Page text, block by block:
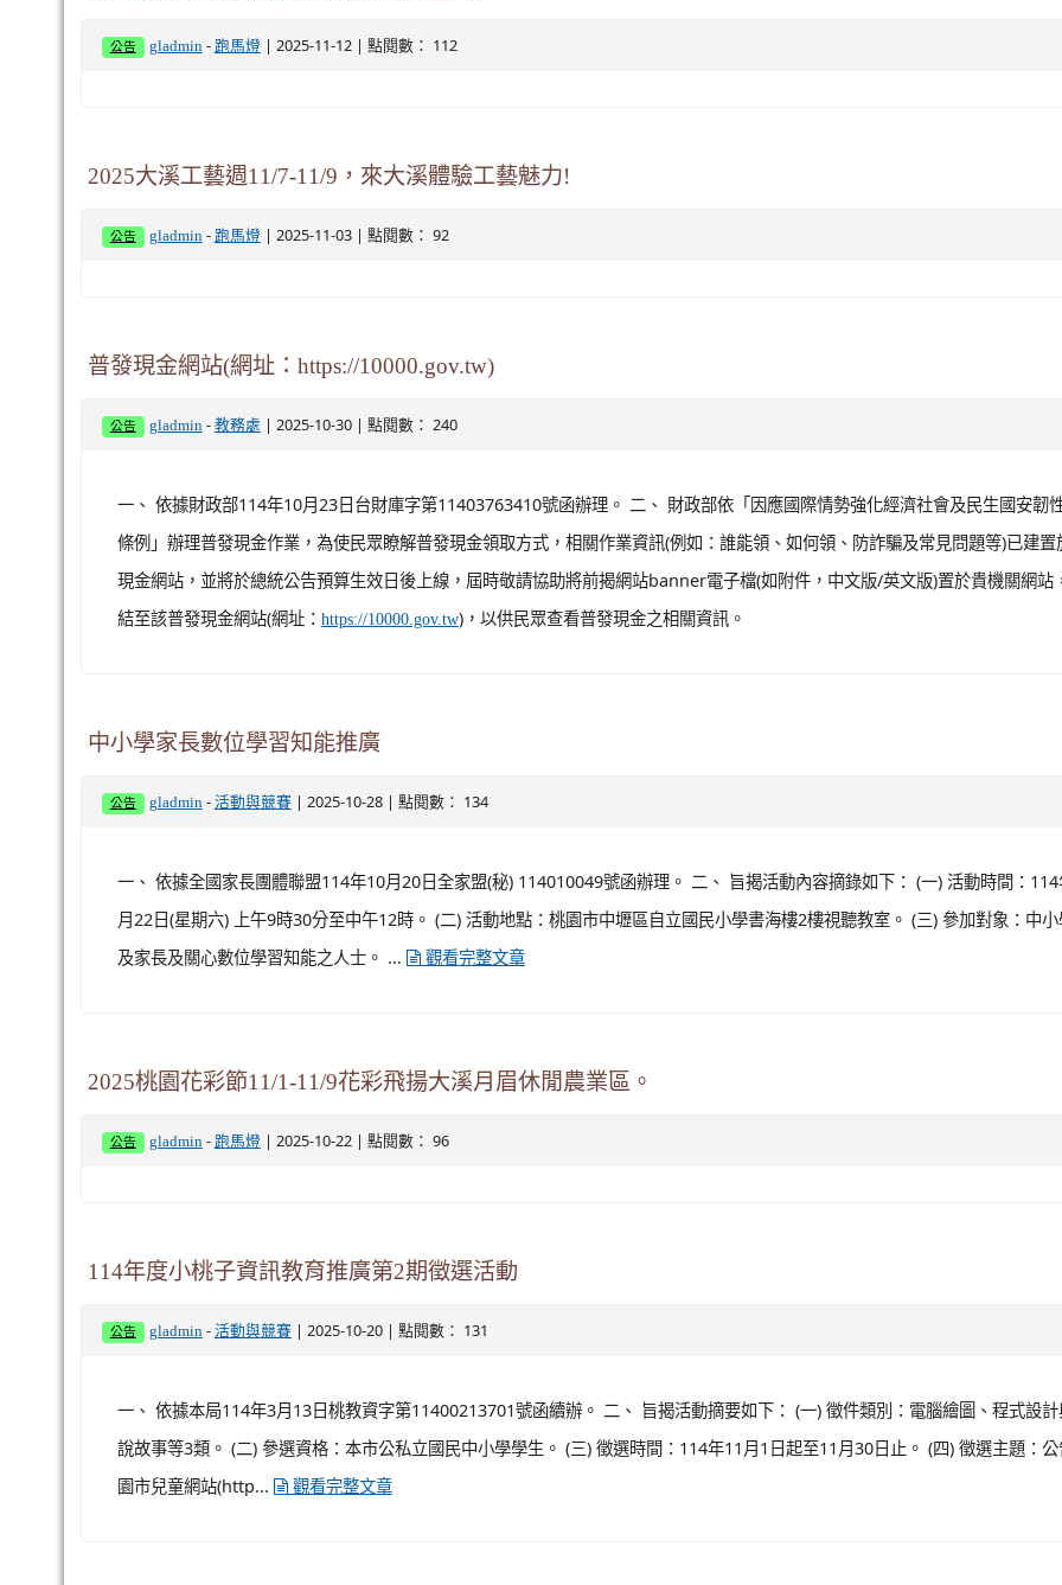
公告 gladmin- 跑馬燈| 2025-11-12 | 點閱數： 112
2025大溪工藝週11/7-11/9，來大溪體驗工藝魅力!
公告 gladmin- 跑馬燈| 2025-11-03 | 點閱數： 92
普發現金網站(網址：https://10000.gov.tw)
公告 gladmin- 教務處 | 2025-10-30 | 點閱數： 240
一、 依據財政部114年10月23日台財庫字第11403763410號函辦理。 二、 財政部依「因應國際情勢強化經濟社會及民生國安韌
條例」辦理普發現金作業，為使民眾瞭解普發現金領取方式，相關作業資訊(例如：誰能領、如何領、防詐騙及常見問題等)已建置
現金網站，並將於總統公告預算生效日後上線，屆時敬請協助將前揭網站banner電子檔(如附件，中文版/英文版)置於貴機關網站
結至該普發現金網站(網址： https://10000.gov.tw)，以供民眾查看普發現金之相關資訊。
中小學家長數位學習知能推廣
公告 gladmin- 活動與競賽| 2025-10-28 | 點閱數： 134
一、 依據全國家長團體聯盟114年10月20日全家盟(秘) 114010049號函辦理。 二、 旨揭活動內容摘錄如下： (一) 活動時間：
月22日(星期六) 上午9時30分至中午12時。 (二) 活動地點：桃園市中壢區自立國民小學書海樓2樓視聽教室。 (三) 參加對象：中
及家長及關心數位學習知能之人士。 ...
觀看完整文章
2025桃園花彩節11/1-11/9花彩飛揚大溪月眉休閒農業區。
公告 gladmin- 跑馬燈| 2025-10-22 | 點閱數： 96
114年度小桃子資訊教育推廣第2期徵選活動
公告 gladmin- 活動與競賽| 2025-10-20 | 點閱數： 131
一、 依據本局114年3月13日桃教資字第11400213701號函續辦。 二、 旨揭活動摘要如下： (一) 徵件類別：電腦繪圖、程式設
說故事等3類。 (二) 參選資格：本市公私立國民中小學學生。 (三) 徵選時間：114年11月1日起至11月30日止。 (四) 徵選主題：
園市兒童網站(http...
觀看完整文章